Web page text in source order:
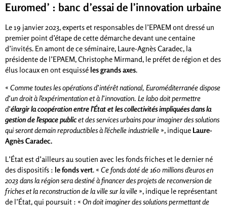
Euromed’ : banc d’essai de l’innovation urbaine
Le 19 janvier 2023, experts et responsables de l’EPAEM ont dressé un
premier point d’étape de cette démarche devant une centaine
d’invités. En amont de ce séminaire, Laure-Agnès Caradec, la
présidente de l’EPAEM, Christophe Mirmand, le préfet de région et des
élus locaux en ont esquissé les grands axes.
« Comme toutes les opérations d’intérêt national, Euroméditerranée dispose
d’un droit à l’expérimentation et à l’innovation. Le labo doit permettre
d’élargir la coopération entre l’État et les collectivités impliquées dans la
gestion de l’espace publicet des services urbains pour imaginer des solutions
qui seront demain reproductibles à l’échelle industrielle », indique Laure-
Agnès Caradec.
L’État est d’ailleurs au soutien avec les fonds friches et le dernier né
des dispositifs : le fonds vert. « Ce fonds doté de 160 millions d’euros en
2023 dans la région sera destiné à financer des projets de reconversion de
friches et la reconstruction de la ville sur la ville », indique le représentant
de l’État, qui poursuit : « On doit imaginer des solutions permettant de